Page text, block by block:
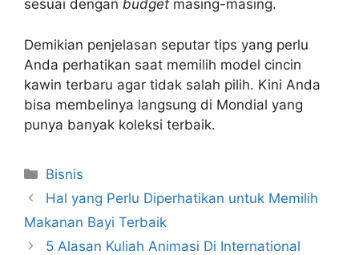
sesuai dengan budget masing-masing.
Demikian penjelasan seputar tips yang perlu
Anda perhatikan saat memilih model cincin
kawin terbaru agar tidak salah pilih. Kini Anda
bisa membelinya langsung di Mondial yang
punya banyak koleksi terbaik.
Kategori
Bisnis
Hal yang Perlu Diperhatikan untuk Memilih
Makanan Bayi Terbaik
5 Alasan Kuliah Animasi Di International